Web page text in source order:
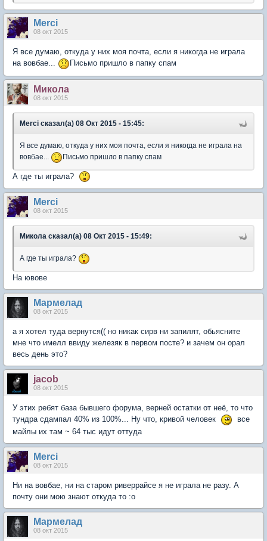
Мerci
08 окт 2015
Я все думаю, откуда у них моя почта, если я никогда не играла
на вовбае...
Письмо пришло в папку спам
Микола
08 окт 2015
Merci сказал(а) 08 Окт 2015 - 15:45:
Я все думаю, откуда у них моя почта, если я никогда не играла на
вовбае...
Письмо пришло в папку спам
А где ты играла?
Мerci
08 окт 2015
Микола сказал(а) 08 Окт 2015 - 15:49:
А где ты играла?
На ювове
Мармелад
08 окт 2015
а я хотел туда вернутся(( но никак сирв ни запилят, обьясните
мне что имелл ввиду железяк в первом посте? и зачем он орал
весь день это?
jacob
08 окт 2015
У этих ребят база бывшего форума, верней остатки от неё, то что
тундра сдампал 40% из 100%... Ну что, кривой человек
все
майлы их там ~ 64 тыс идут оттуда
Мerci
08 окт 2015
Ни на вовбае, ни на старом риверрайсе я не играла не разу. А
почту они мою знают откуда то :о
Мармелад
08 окт 2015